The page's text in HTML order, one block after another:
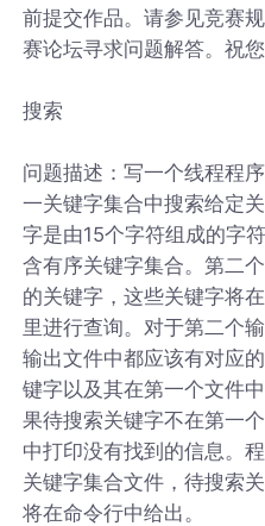
前提交作品。请参见竞赛
赛论坛寻求问题解答。祝您
搜索
问题描述：写一个线程程
一关键字集合中搜索给定
字是由15个字符组成的字
含有序关键字集合。第二
的关键字，这些关键字将
里进行查询。对于第二个
输出文件中都应该有对应
键字以及其在第一个文件
果待搜索关键字不在第一
中打印没有找到的信息。
关键字集合文件，待搜索
将在命令行中给出。